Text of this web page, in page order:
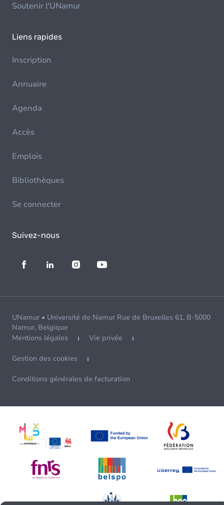
Soutenir l'UNamur
Liens rapides
Inscription
Annuaire
Agenda
Accès
Emplois
Bibliothèques
Se connecter
Suivez-nous
UNamur • Université de Namur Rue de Bruxelles 61, B-5000
Namur, Belgique
Mentions légales
Vie privée
Gestion des cookies
Conditions générales de facturation